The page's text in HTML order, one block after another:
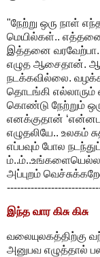
"நேற்று ஒரு நாள்
மெயில்கள்..
இத்தனை
எழுத ஆசைதான்.
நடக்கவில்லை.
தொடங்கி
கொண்டு நேற்றும்
எனக்குதான்
எழுதலியே.. உலகம்
எப்பவும் போல
அப்புறம்
இந்த வார கிசு கிசு
வலையுலகத்திற்கு
அனுபவ எழுத்தால்